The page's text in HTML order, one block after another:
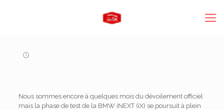
Nous sommes encore à quelques mois du dévoilement officiel
mais la phase de test de la BMW iNEXT (iX) se poursuit à plein